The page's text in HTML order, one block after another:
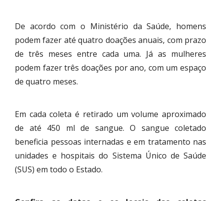
De acordo com o Ministério da Saúde, homens
podem fazer até quatro doações anuais, com prazo
de três meses entre cada uma. Já as mulheres
podem fazer três doações por ano, com um espaço
de quatro meses.
Em cada coleta é retirado um volume aproximado
de até 450 ml de sangue. O sangue coletado
beneficia pessoas internadas e em tratamento nas
unidades e hospitais do Sistema Único de Saúde
(SUS) em todo o Estado.